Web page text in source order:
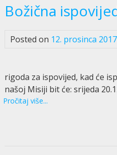
Božična
Posted on 12. prosinca
rigoda za ispovijed, kad će
našoj Misiji bit će: srijeda
Pročitaj više...